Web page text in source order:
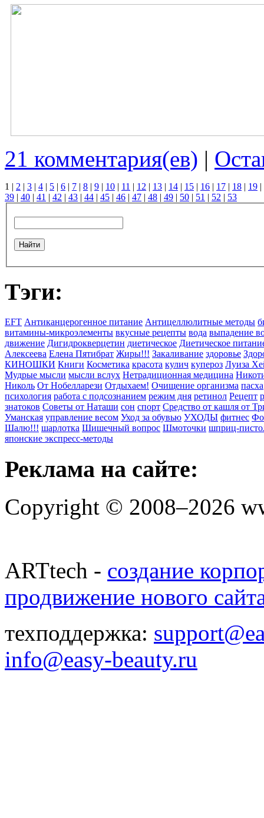
21 комментария(ев) |
1 | 2 | 3 | 4 | 5 | 6 | 7 | 8 | 9 | 10 | 11 | 12 | 13 | 14 | 15 | 16 | 17 | 18 | 19 |
39 | 40 | 41 | 42 | 43 | 44 | 45 | 46 | 47 | 48 | 49 | 50 | 51 | 52 | 53
Тэги:
EFT Антиканцерогенное питание Антицеллюлитные методы
витамины-микроэлементы вкусные рецепты вода выпадение
движение Дигидрокверцетин диетическое Диетическое
Алексеева Елена Пятибрат Жиры!!! Закаливание здоровье
КИНОШКИ Книги Косметика красота кулич купероз Луиза
Мудрые мысли мысли вслух Нетрадиционная медицина
Николь От Нобелларези Отдыхаем! Очищение организма пасха
психология работа с подсознанием режим дня ретинол Рецепт
знатоков Советы от Наташи сон спорт Средство от кашля от
Уманская управление весом Уход за обувью УХОДЫ фитнес
Шалю!!! шарлотка Шишечный вопрос Шмоточки шприц-
японские экспресс-методы
Реклама на сайте:
Copyright © 2008–2026
ARTtech - создание
продвижение нового
техподдержка:
info@easy-beauty.ru